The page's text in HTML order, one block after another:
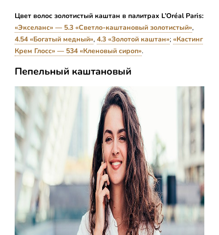
Цвет волос золотистый каштан в палитрах L’Oréal Paris:
«Экселанс» — 5.3 «Светло-каштановый золотистый»,
4.54 «Богатый медный», 4.3 «Золотой каштан»; «Кастинг
Крем Глосс» — 534 «Кленовый сироп».
Пепельный каштановый